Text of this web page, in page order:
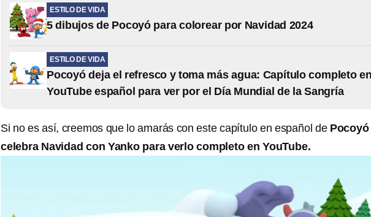
ESTILO DE VIDA
5 dibujos de Pocoyó para colorear por Navidad 2024
ESTILO DE VIDA
Pocoyó deja el refresco y toma más agua: Capítulo completo
YouTube español para ver por el Día Mundial de la Sangría
Si no es así, creemos que lo amarás con este capítulo en español dePocoyó
celebra Navidad con Yanko para verlo completo en YouTube.